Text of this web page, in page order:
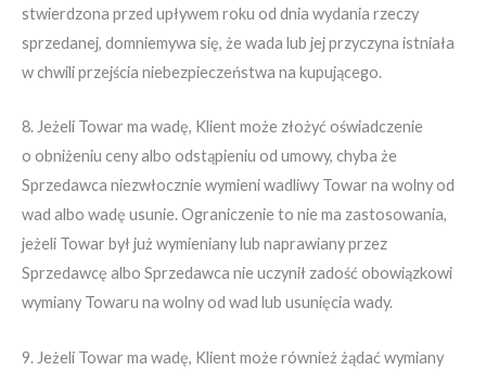
stwierdzona przed upływem roku od dnia wydania rzeczy
sprzedanej, domniemywa się, że wada lub jej przyczyna istniała
w chwili przejścia niebezpieczeństwa na kupującego.
8. Jeżeli Towar ma wadę, Klient może złożyć oświadczenie
o obniżeniu ceny albo odstąpieniu od umowy, chyba że
Sprzedawca niezwłocznie wymieni wadliwy Towar na wolny od
wad albo wadę usunie. Ograniczenie to nie ma zastosowania,
jeżeli Towar był już wymieniany lub naprawiany przez
Sprzedawcę albo Sprzedawca nie uczynił zadość obowiązkowi
wymiany Towaru na wolny od wad lub usunięcia wady.
9. Jeżeli Towar ma wadę, Klient może również żądać wymiany